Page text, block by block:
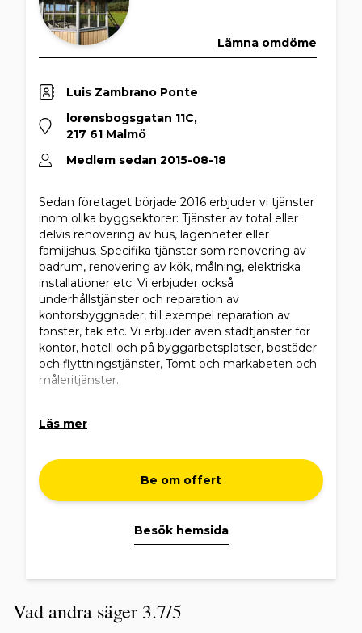
Lämna omdöme
Luis Zambrano Ponte
lorensbogsgatan 11C,
217 61 Malmö
Medlem sedan 2015-08-18
Sedan företaget började 2016 erbjuder vi tjänster
inom olika byggsektorer: Tjänster av total eller
delvis renovering av hus, lägenheter eller
familjshus. Specifika tjänster som renovering av
badrum, renovering av kök, målning, elektriska
installationer etc. Vi erbjuder också
underhållstjänster och reparation av
kontorsbyggnader, till exempel reparation av
fönster, tak etc. Vi erbjuder även städtjänster för
kontor, hotell och på byggarbetsplatser, bostäder
och flyttningstjänster, Tomt och markabeten och
måleritjänster.
Läs mer
Be om offert
Besök hemsida
Vad andra säger 3.7/5